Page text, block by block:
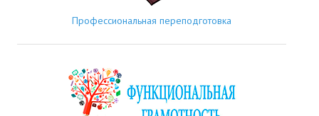
Профессиональная переподготовка